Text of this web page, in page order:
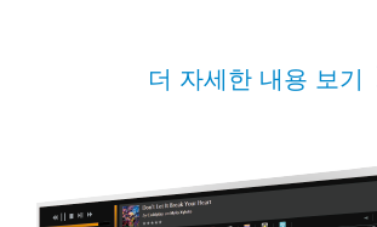
더 자세한 내용 보기